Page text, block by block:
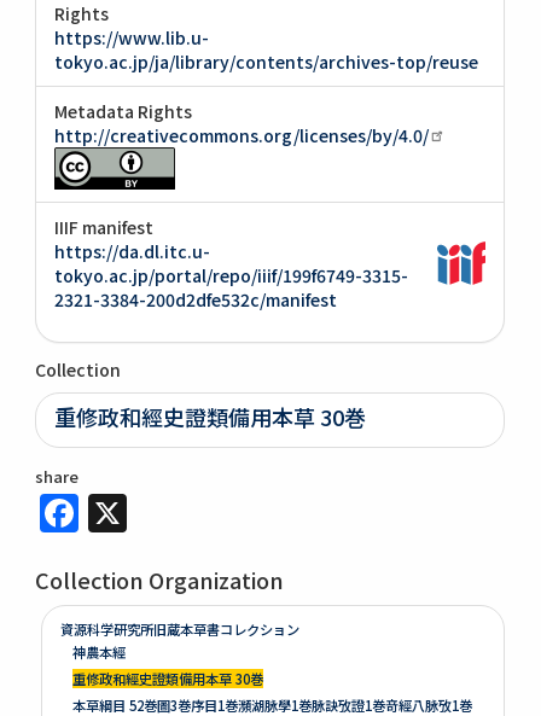
Rights
https://www.lib.u-
tokyo.ac.jp/ja/library/contents/archives-top/reuse
Metadata Rights
http://creativecommons.org/licenses/by/4.0/
IIIF manifest
https://da.dl.itc.u-
tokyo.ac.jp/portal/repo/iiif/199f6749-3315-
2321-3384-200d2dfe532c/manifest
Collection
重修政和經史證類備用本草 30巻
share
Facebook
Collection Organization
資源科学研究所旧蔵本草書コレクション
神農本經
重修政和經史證類備用本草 30巻
本草綱目 52巻圖3巻序目1巻瀕湖脉學1巻脉訣攷證1巻竒經八脉攷1巻